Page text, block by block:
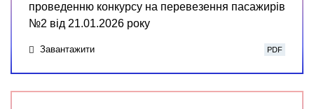
проведенню конкурсу на перевезення пасажирів
№2 від 21.01.2026 року
Завантажити PDF